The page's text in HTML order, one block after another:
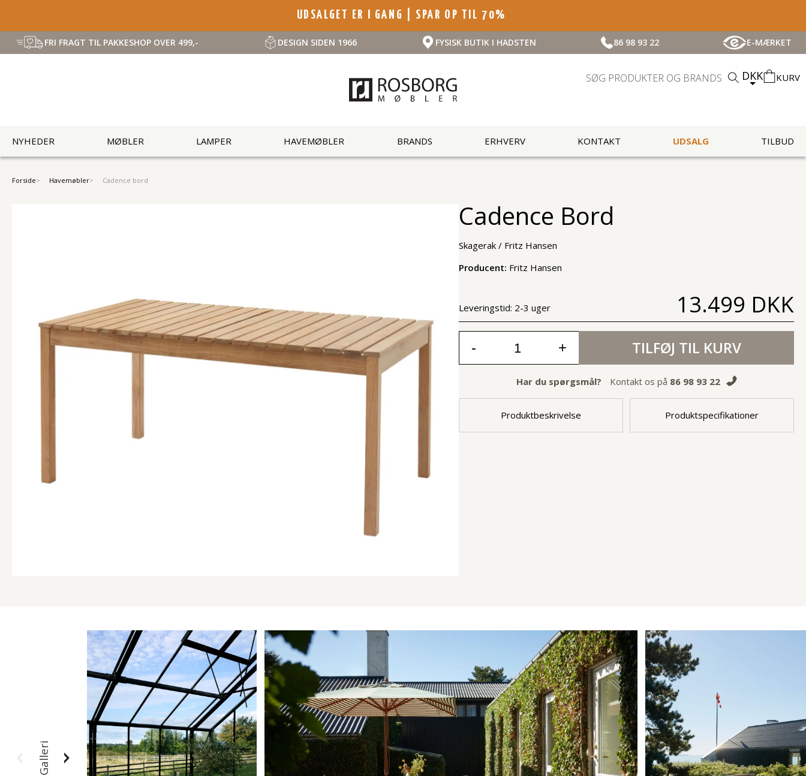
UDSALGET ER I GANG | SPAR OP TIL 70%
FRI FRAGT TIL PAKKESHOP OVER 499,- DESIGN SIDEN 1966 FYSISK BUTIK I HADSTEN 86 98 93 22 E-MÆRKET
DKK KURV
NYHEDER MØBLER LAMPER HAVEMØBLER BRANDS ERHVERV KONTAKT UDSALG TILBUD
Forside Havemøbler Cadence bord
Cadence Bord
Skagerak / Fritz Hansen
Producent: Fritz Hansen
Leveringstid: 2-3 uger 13.499 DKK
- + TILFØJ TIL KURV
Har du spørgsmål? Kontakt os på 86 98 93 22
Produktbeskrivelse Produktspecifikationer
Galleri